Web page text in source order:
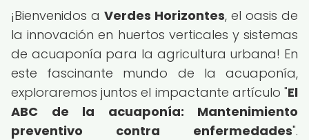
¡Bienvenidos a Verdes Horizontes, el oasis de
la innovación en huertos verticales y sistemas
de acuaponía para la agricultura urbana! En
este fascinante mundo de la acuaponía,
exploraremos juntos el impactante artículo "El
ABC de la acuaponía: Mantenimiento
preventivo contra enfermedades".